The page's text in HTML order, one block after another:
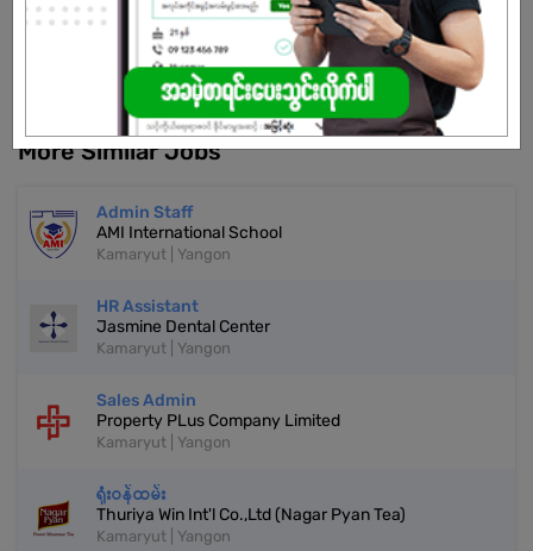
Don't have an account?
REGISTER NOW!
More Similar Jobs
Admin Staff
AMI International School
Kamaryut | Yangon
HR Assistant
Jasmine Dental Center
Kamaryut | Yangon
Sales Admin
Property PLus Company Limited
Kamaryut | Yangon
ရုံးဝန်ထမ်း
Thuriya Win Int'l Co.,Ltd (Nagar Pyan Tea)
Kamaryut | Yangon